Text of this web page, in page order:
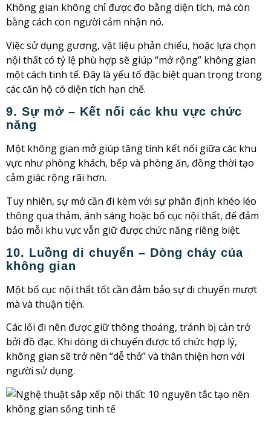
Không gian không chỉ được đo bằng diện tích, mà còn
bằng cách con người cảm nhận nó.
Việc sử dụng gương, vật liệu phản chiếu, hoặc lựa chọn
nội thất có tỷ lệ phù hợp sẽ giúp “mở rộng” không gian
một cách tinh tế. Đây là yếu tố đặc biệt quan trọng trong
các căn hộ có diện tích hạn chế.
9. Sự mở – Kết nối các khu vực chức
năng
Một không gian mở giúp tăng tính kết nối giữa các khu
vực như phòng khách, bếp và phòng ăn, đồng thời tạo
cảm giác rộng rãi hơn.
Tuy nhiên, sự mở cần đi kèm với sự phân định khéo léo
thông qua thảm, ánh sáng hoặc bố cục nội thất, để đảm
bảo mỗi khu vực vẫn giữ được chức năng riêng biệt.
10. Luồng di chuyển – Dòng chảy của
không gian
Một bố cục nội thất tốt cần đảm bảo sự di chuyển mượt
mà và thuận tiện.
Các lối đi nên được giữ thông thoáng, tránh bị cản trở
bởi đồ đạc. Khi dòng di chuyển được tổ chức hợp lý,
không gian sẽ trở nên “dễ thở” và thân thiện hơn với
người sử dụng.